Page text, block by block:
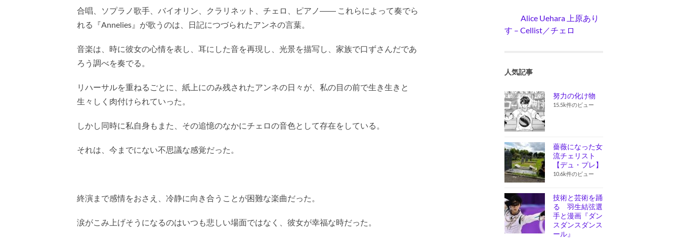
合唱、ソプラノ歌手、バイオリン、クラリネット、チェロ、ピアノ―― これらによって奏でら
れる『Annelies』が歌うのは、日記につづられたアンネの言葉。
音楽は、時に彼女の心情を表し、耳にした音を再現し、光景を描写し、家族で口ずさんだであ
ろう調べを奏でる。
リハーサルを重ねるごとに、紙上にのみ残されたアンネの日々が、私の目の前で生き生きと
生々しく肉付けられていった。
しかし同時に私自身もまた、その追憶のなかにチェロの音色として存在をしている。
それは、今までにない不思議な感覚だった。
終演まで感情をおさえ、冷静に向き合うことが困難な楽曲だった。
涙がこみ上げそうになるのはいつも悲しい場面ではなく、彼女が幸福な時だった。
Alice Uehara 上原あり
す – Cellist／チェロ
人気記事
努力の化け物
15.5k件のビュー
薔薇になった女
流チェリスト
【デュ・プレ】
10.6k件のビュー
技術と芸術を踊
る 羽生結弦選
手と漫画『ダン
スダンスダンス
ール』